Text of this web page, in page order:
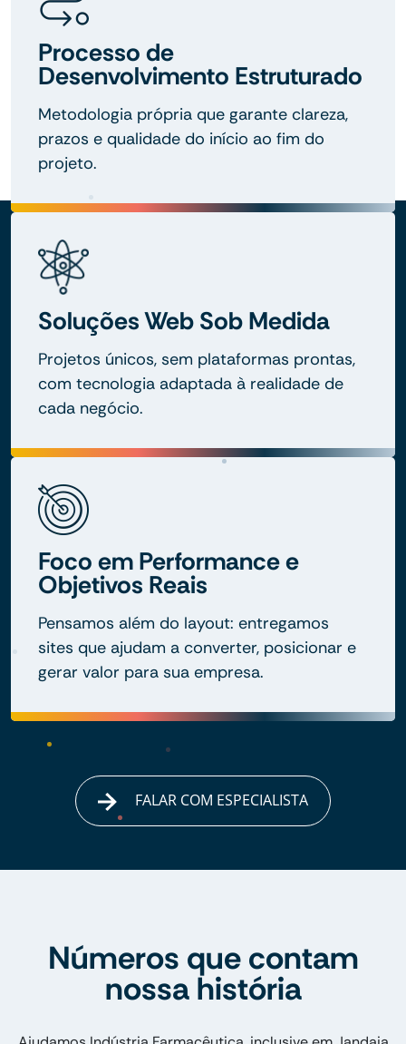
Processo de
Desenvolvimento Estruturado
Metodologia própria que garante clareza,
prazos e qualidade do início ao fim do
projeto.
Soluções Web Sob Medida
Projetos únicos, sem plataformas prontas,
com tecnologia adaptada à realidade de
cada negócio.
Foco em Performance e
Objetivos Reais
Pensamos além do layout: entregamos
sites que ajudam a converter, posicionar e
gerar valor para sua empresa.
FALAR COM ESPECIALISTA
Números que contam
nossa história